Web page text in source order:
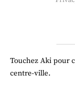
Touchez Aki pour
centre-ville.